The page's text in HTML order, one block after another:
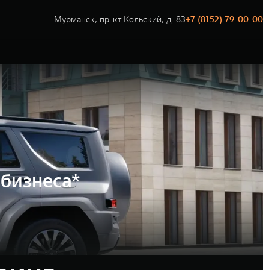
Мурманск, пр-кт Кольский, д. 83+7 (8152) 79-00-00